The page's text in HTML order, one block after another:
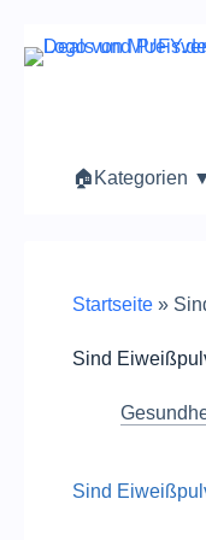
Zum
Inhalt
🏠Kategorien
Startseite »
Sind
Sind